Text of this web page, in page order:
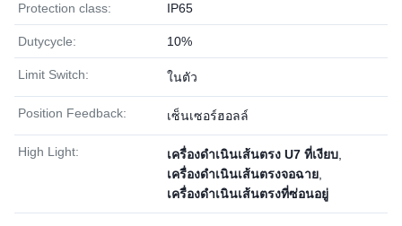
Protection class: IP65
Dutycycle: 10%
Limit Switch: ในตัว
Position Feedback: เซ็นเซอร์ฮอลล์
High Light: เครื่องดําเนินเส้นตรง U7 ที่เงียบ
เครื่องดําเนินเส้นตรงจอฉาย
เครื่องดําเนินเส้นตรงที่ซ่อนอยู่